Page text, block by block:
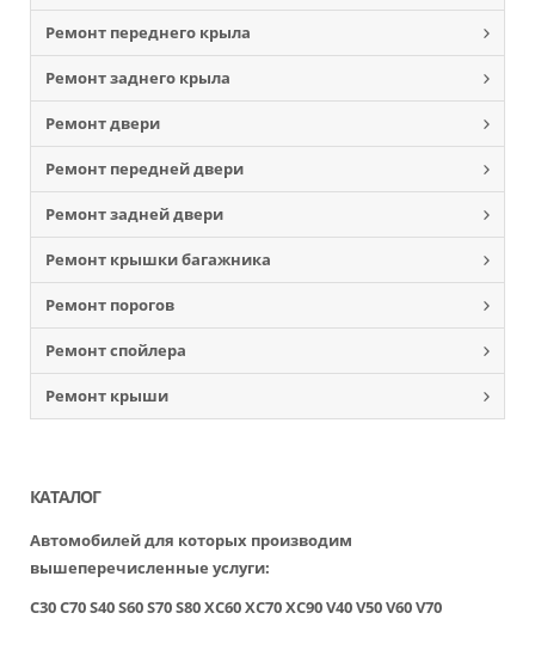
Ремонт переднего крыла
Ремонт заднего крыла
Ремонт двери
Ремонт передней двери
Ремонт задней двери
Ремонт крышки багажника
Ремонт порогов
Ремонт спойлера
Ремонт крыши
КАТАЛОГ
Автомобилей для которых производим
вышеперечисленные услуги:
C30C70S40S60S70S80XC60XC70XC90V40V50V60V70